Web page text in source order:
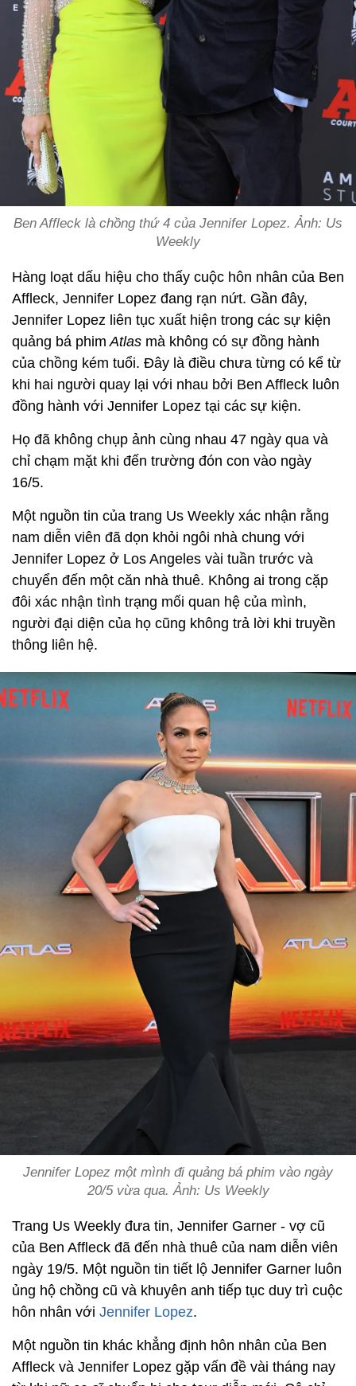
Ben Affleck là chồng thứ 4 của Jennifer Lopez. Ảnh: Us
Weekly
Hàng loạt dấu hiệu cho thấy cuộc hôn nhân của Ben
Affleck, Jennifer Lopez đang rạn nứt. Gần đây,
Jennifer Lopez liên tục xuất hiện trong các sự kiện
quảng bá phim Atlas mà không có sự đồng hành
của chồng kém tuổi. Đây là điều chưa từng có kể từ
khi hai người quay lại với nhau bởi Ben Affleck luôn
đồng hành với Jennifer Lopez tại các sự kiện.
Họ đã không chụp ảnh cùng nhau 47 ngày qua và
chỉ chạm mặt khi đến trường đón con vào ngày
16/5.
Một nguồn tin của trang Us Weekly xác nhận rằng
nam diễn viên đã dọn khỏi ngôi nhà chung với
Jennifer Lopez ở Los Angeles vài tuần trước và
chuyển đến một căn nhà thuê. Không ai trong cặp
đôi xác nhận tình trạng mối quan hệ của mình,
người đại diện của họ cũng không trả lời khi truyền
thông liên hệ.
Jennifer Lopez một mình đi quảng bá phim vào ngày
20/5 vừa qua. Ảnh: Us Weekly
Trang Us Weekly đưa tin, Jennifer Garner - vợ cũ
của Ben Affleck đã đến nhà thuê của nam diễn viên
ngày 19/5. Một nguồn tin tiết lộ Jennifer Garner luôn
ủng hộ chồng cũ và khuyên anh tiếp tục duy trì cuộc
hôn nhân với Jennifer Lopez.
Một nguồn tin khác khẳng định hôn nhân của Ben
Affleck và Jennifer Lopez gặp vấn đề vài tháng nay